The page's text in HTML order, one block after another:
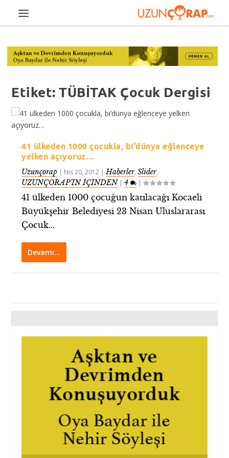
Etiket:TÜBİTAK Çocuk Dergisi
41 ülkeden 1000 çocukla, bi’dünya eğlenceye
yelken açıyoruz…
Uzunçorap | Nis 20, 2012 |Haberler,Slider,
UZUNÇORAP’IN İÇİNDEN|4 |
41 ülkeden 1000 çocuğun katılacağı Kocaeli
Büyükşehir Belediyesi 23 Nisan Uluslararası
Çocuk...
Devamı…